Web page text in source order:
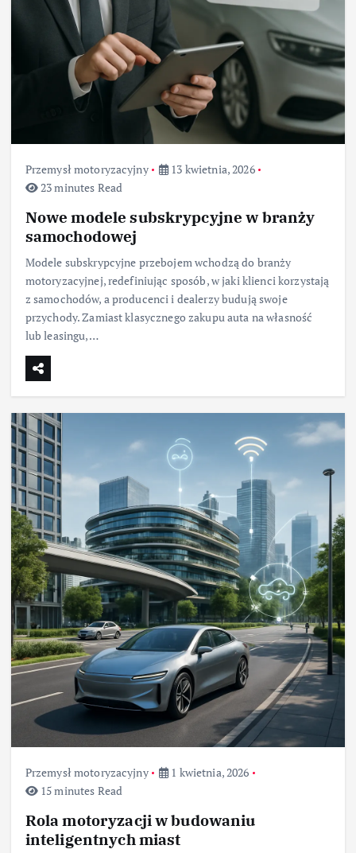
Przemysł motoryzacyjny
13 kwietnia, 2026
23 minutes Read
Nowe modele subskrypcyjne w branży
samochodowej
Modele subskrypcyjne przebojem wchodzą do branży
motoryzacyjnej, redefiniując sposób, w jaki klienci korzystają
z samochodów, a producenci i dealerzy budują swoje
przychody. Zamiast klasycznego zakupu auta na własność
lub leasingu,…
Przemysł motoryzacyjny
1 kwietnia, 2026
15 minutes Read
Rola motoryzacji w budowaniu
inteligentnych miast